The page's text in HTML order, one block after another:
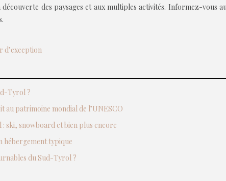
des paysages et aux multiples activités. Informez-
d’exception
Tyrol ?
au patrimoine mondial de l’UNESCO
ski, snowboard et bien plus encore
hébergement typique
du Sud-Tyrol ?